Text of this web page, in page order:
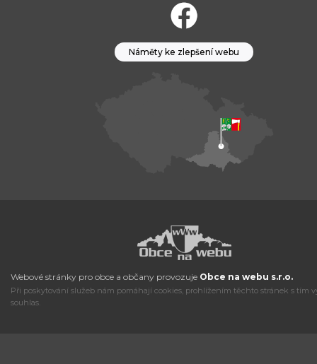
Náměty ke zlepšení webu
Webové stránky pro obce a občany provozuje Obce na webu s.r.o.
Při poskytování služeb nám pomáhají cookies, prohlížením těchto stránek s tím
souhlas.